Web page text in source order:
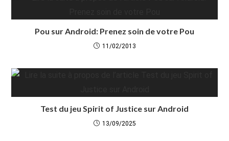
Pou sur Android: Prenez soin de votre Pou
11/02/2013
Test du jeu Spirit of Justice sur Android
13/09/2025